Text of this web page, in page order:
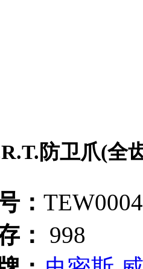
防卫爪(全
：
：
998